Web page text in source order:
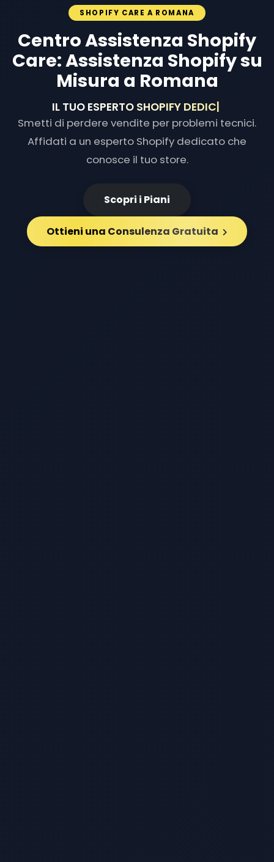
SHOPIFY CARE A ROMANA
Centro Assistenza Shopify
Care: Assistenza Shopify su
Misura a Romana
IL TUO ESPERTO SHOPIFY DEDICATO
Smetti di perdere vendite per problemi tecnici.
Affidati a un esperto Shopify dedicato che
conosce il tuo store.
Scopri i Piani
Ottieni una Consulenza Gratuita